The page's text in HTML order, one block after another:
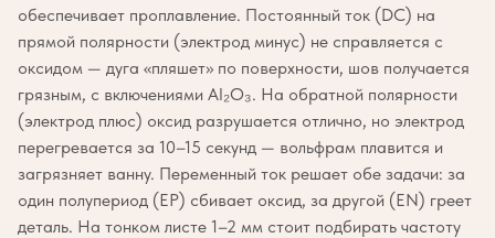
обеспечивает проплавление. Постоянный ток (DC) на
прямой полярности (электрод минус) не справляется с
оксидом — дуга «пляшет» по поверхности, шов получается
грязным, с включениями Al₂O₃. На обратной полярности
(электрод плюс) оксид разрушается отлично, но электрод
перегревается за 10–15 секунд — вольфрам плавится и
загрязняет ванну. Переменный ток решает обе задачи: за
один полупериод (EP) сбивает оксид, за другой (EN) греет
деталь. На тонком листе 1–2 мм стоит подбирать частоту